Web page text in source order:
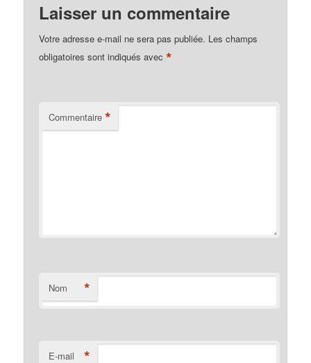
Laisser un commentaire
Votre adresse e-mail ne sera pas publiée. Les champs
obligatoires sont indiqués avec*
Commentaire *
Nom *
E-mail *